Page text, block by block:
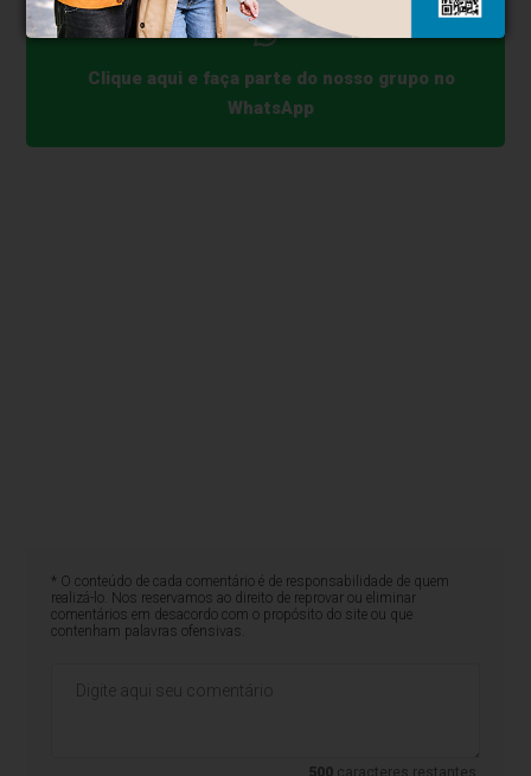
Clique aqui e faça parte do nosso grupo no
WhatsApp
* O conteúdo de cada comentário é de responsabilidade de quem
realizá-lo. Nos reservamos ao direito de reprovar ou eliminar
comentários em desacordo com o propósito do site ou que
contenham palavras ofensivas.